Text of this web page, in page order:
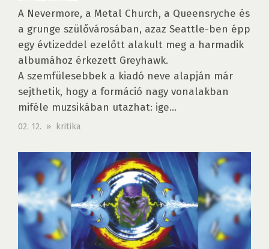
A Nevermore, a Metal Church, a Queensryche és
a grunge szülővárosában, azaz Seattle-ben épp
egy évtizeddel ezelőtt alakult meg a harmadik
albumához érkezett Greyhawk.
A szemfülesebbek a kiadó neve alapján már
sejthetik, hogy a formáció nagy vonalakban
miféle muzsikában utazhat: ige...
02. 12. » kritika